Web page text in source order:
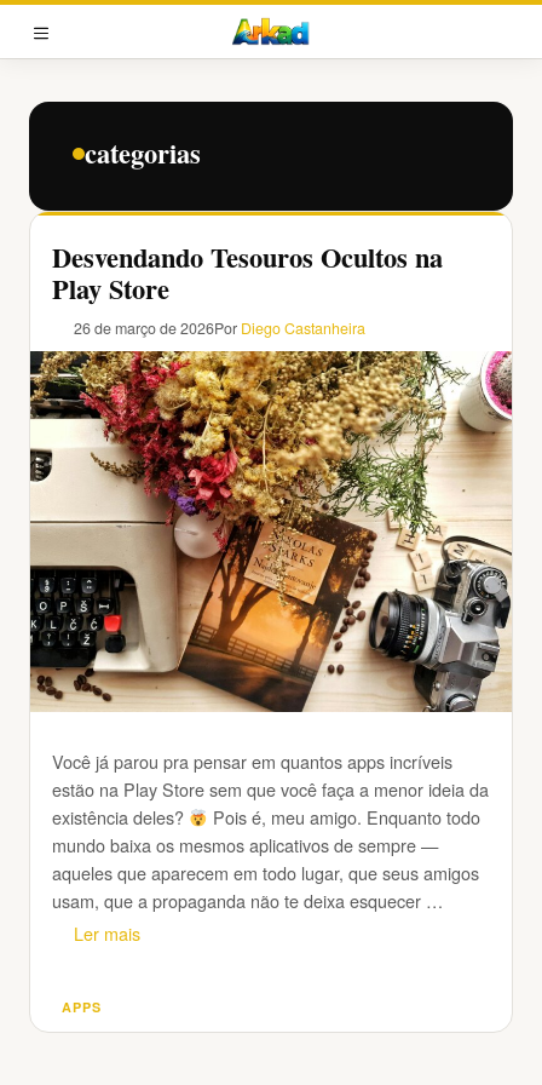
Pular
para
conteúdo
MENU
categorias
Desvendando Tesouros Ocultos na
Play Store
26 de março de 2026Por Diego Castanheira
Você já parou pra pensar em quantos apps incríveis
estão na Play Store sem que você faça a menor ideia da
existência deles?
Pois é, meu amigo. Enquanto todo
mundo baixa os mesmos aplicativos de sempre —
aqueles que aparecem em todo lugar, que seus amigos
usam, que a propaganda não te deixa esquecer …
Ler mais
Categorias
APPS